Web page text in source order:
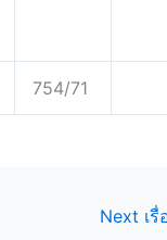
754/71
Next เรื่